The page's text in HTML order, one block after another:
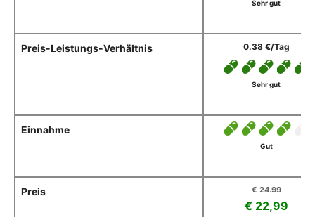
Sehr gut
Preis-Leistungs-Verhältnis 0.38 €/Tag
Sehr gut
Einnahme
Gut
Preis € 24.99
€ 22,99